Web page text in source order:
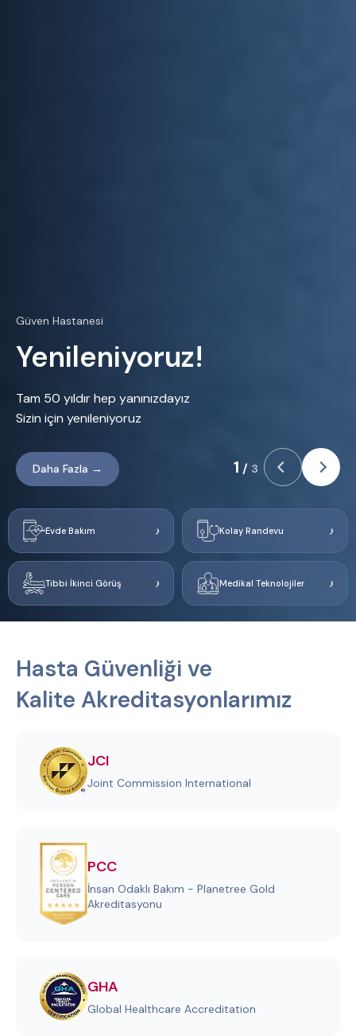
Evde Bakım › Kolay Randevu ›
Tıbbi İkinci Görüş › Medikal Teknolojiler ›
Güven Hastanesi
Yenileniyoruz!
Tam 50 yıldır hep yanınızdayız
Sizin için yenileniyoruz
Daha Fazla → 1 / 3
Hasta Güvenliği ve
Kalite Akreditasyonlarımız
JCI
Joint Commission International
PCC
İnsan Odaklı Bakım - Planetree Gold
Akreditasyonu
GHA
Global Healthcare Accreditation